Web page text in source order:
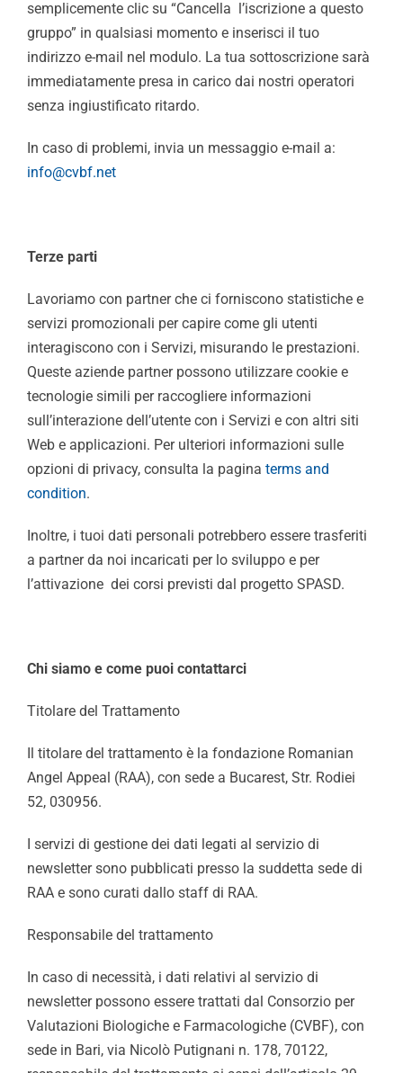
semplicemente clic su “Cancella l’iscrizione a questo
gruppo” in qualsiasi momento e inserisci il tuo
indirizzo e-mail nel modulo. La tua sottoscrizione sarà
immediatamente presa in carico dai nostri operatori
senza ingiustificato ritardo.
In caso di problemi, invia un messaggio e-mail a:
info@cvbf.net
Terze parti
Lavoriamo con partner che ci forniscono statistiche e
servizi promozionali per capire come gli utenti
interagiscono con i Servizi, misurando le prestazioni.
Queste aziende partner possono utilizzare cookie e
tecnologie simili per raccogliere informazioni
sull’interazione dell’utente con i Servizi e con altri siti
Web e applicazioni. Per ulteriori informazioni sulle
opzioni di privacy, consulta la pagina terms and
condition.
Inoltre, i tuoi dati personali potrebbero essere trasferiti
a partner da noi incaricati per lo sviluppo e per
l’attivazione dei corsi previsti dal progetto SPASD.
Chi siamo e come puoi contattarci
Titolare del Trattamento
Il titolare del trattamento è la fondazione Romanian
Angel Appeal (RAA), con sede a Bucarest, Str. Rodiei
52, 030956.
I servizi di gestione dei dati legati al servizio di
newsletter sono pubblicati presso la suddetta sede di
RAA e sono curati dallo staff di RAA.
Responsabile del trattamento
In caso di necessità, i dati relativi al servizio di
newsletter possono essere trattati dal Consorzio per
Valutazioni Biologiche e Farmacologiche (CVBF), con
sede in Bari, via Nicolò Putignani n. 178, 70122,